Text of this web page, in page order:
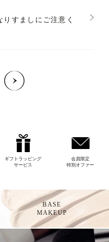
りすましにご注意く
ギフトラッピング
サービス
会員限定
特別オファー
BASE
MAKEUP